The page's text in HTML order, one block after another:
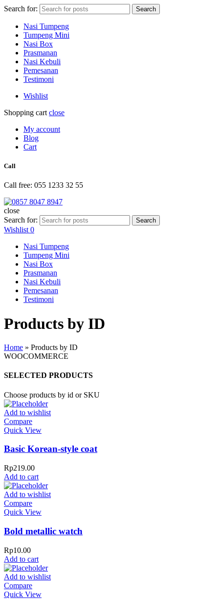
Search for: Search
Nasi Tumpeng
Tumpeng Mini
Nasi Box
Prasmanan
Nasi Kebuli
Pemesanan
Testimoni
Wishlist
Shopping cart close
My account
Blog
Cart
Call
Call free: 055 1233 32 55
close
Search for:
Search
Wishlist 0
Nasi Tumpeng
Tumpeng Mini
Nasi Box
Prasmanan
Nasi Kebuli
Pemesanan
Testimoni
Products by ID
Home » Products by ID
WOOCOMMERCE
SELECTED PRODUCTS
Choose products by id or SKU
Add to wishlist
Compare
Quick View
Basic Korean-style coat
Rp219.00
Add to cart
Add to wishlist
Compare
Quick View
Bold metallic watch
Rp10.00
Add to cart
Add to wishlist
Compare
Quick View